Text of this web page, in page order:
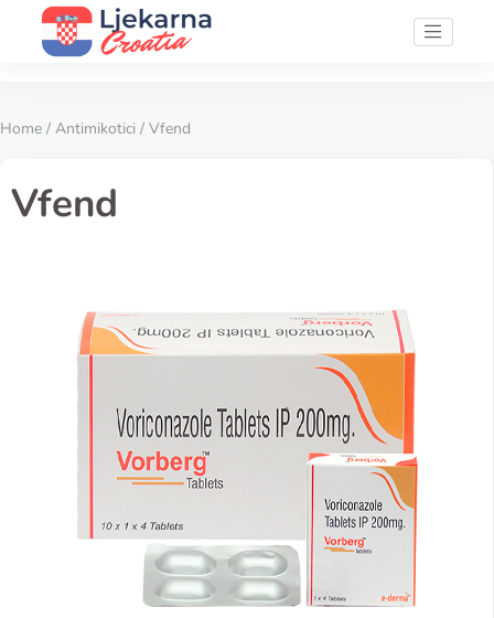
Home / Antimikotici / Vfend
Vfend